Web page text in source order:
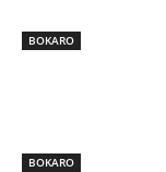
BOKARO
BOKARO